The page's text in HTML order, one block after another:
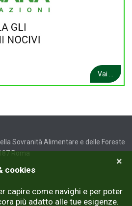
Vai ...
Sovranità Alimentare e delle Foreste
Roma
×
cookies
capire come navighi e per poter
più adatto alle tue esigenze.